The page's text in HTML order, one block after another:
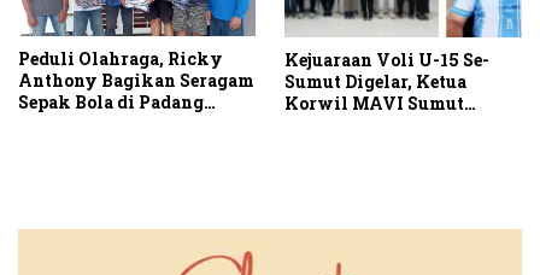
Peduli Olahraga, Ricky
Anthony Bagikan Seragam
Sepak Bola di Padang
Kejuaraan Voli U-15 Se-
Sumut Digelar, Ketua
Korwil MAVI Sumut